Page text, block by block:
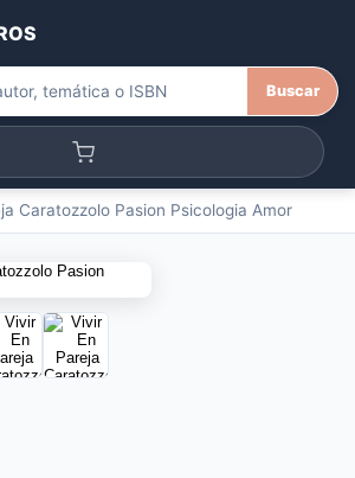
Buscar
Caratozzolo Pasion Psicologia Amor